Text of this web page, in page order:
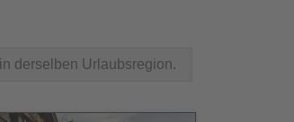
derselben Urlaubsregion.